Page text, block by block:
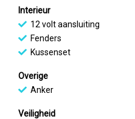
Interieur
12 volt aansluiting
Fenders
Kussenset
Overige
Anker
Veiligheid